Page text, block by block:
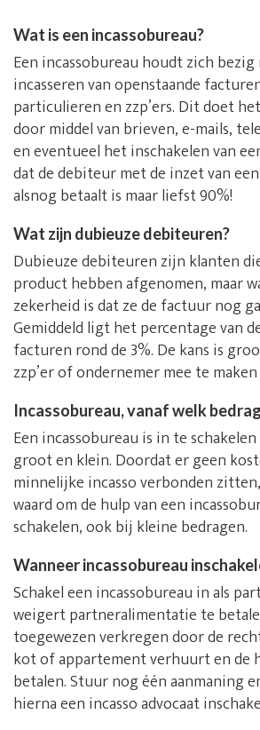
Wat is een incassobureau?
Een incassobureau houdt zich
incasseren van openstaande
particulieren en zzp’ers. Dit doet
door middel van brieven, e-mails,
en eventueel het inschakelen van
dat de debiteur met de inzet van
alsnog betaalt is maar liefst 90%!
Wat zijn dubieuze debiteuren?
Dubieuze debiteuren zijn klanten
product hebben afgenomen, maar
zekerheid is dat ze de factuur nog
Gemiddeld ligt het percentage van
facturen rond de 3%. De kans is
zzp’er of ondernemer mee te
Incassobureau, vanaf welk
Een incassobureau is in te
groot en klein. Doordat er geen
minnelijke incasso verbonden
waard om de hulp van een
schakelen, ook bij kleine bedragen.
Wanneer incassobureau
Schakel een incassobureau in als
weigert partneralimentatie te
toegewezen verkregen door de
kot of appartement verhuurt en de
betalen. Stuur nog één aanmaning
hierna een incasso advocaat